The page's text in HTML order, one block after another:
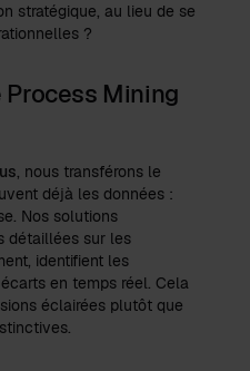
stratégique, au lieu de se
?
Process Mining
, nous transférons le
déjà les données :
Nos solutions
détaillées sur les
identifient les
en temps réel. Cela
éclairées plutôt que